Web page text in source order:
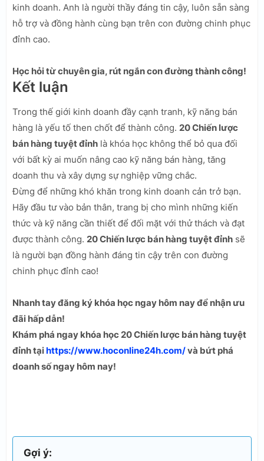
kinh doanh. Anh là người thầy đáng tin cậy, luôn sẵn sàng
hỗ trợ và đồng hành cùng bạn trên con đường chinh phục
đỉnh cao.
Học hỏi từ chuyên gia, rút ngắn con đường thành công!
Kết luận
Trong thế giới kinh doanh đầy cạnh tranh, kỹ năng bán
hàng là yếu tố then chốt để thành công. 20 Chiến lược
bán hàng tuyệt đỉnh là khóa học không thể bỏ qua đối
với bất kỳ ai muốn nâng cao kỹ năng bán hàng, tăng
doanh thu và xây dựng sự nghiệp vững chắc.
Đừng để những khó khăn trong kinh doanh cản trở bạn.
Hãy đầu tư vào bản thân, trang bị cho mình những kiến
thức và kỹ năng cần thiết để đối mặt với thử thách và đạt
được thành công. 20 Chiến lược bán hàng tuyệt đỉnh sẽ
là người bạn đồng hành đáng tin cậy trên con đường
chinh phục đỉnh cao!
Nhanh tay đăng ký khóa học ngay hôm nay để nhận ưu
đãi hấp dẫn!
Khám phá ngay khóa học 20 Chiến lược bán hàng tuyệt
đỉnh tạihttps://www.hoconline24h.com/và bứt phá
doanh số ngay hôm nay!
Gợi ý: